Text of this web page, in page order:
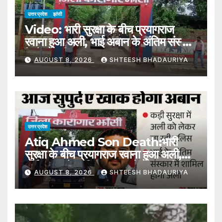
उत्तर प्रदेश झांसी
Video: भारी सुरक्षा के बीच प्रयागराज
रवाना हुआ अली, भाई अबान के अंतिम संस्कार
में होगा शामिल
AUGUST 8, 2026 SHTEESH BHADAURIYA
उत्तर प्रदेश
Atiq Ahmed Son Death:भारी
सुरक्षा के बीच प्रयागराज रवाना हुआ अली,
भाई अबान के अंतिम संस्कार में होगा शामिल –
Atiq Ahmed Son Death Ali
Leaves For Prayagraj Amidst
Heavy Security Will Attend
Brother Aban Last Rites
AUGUST 8, 2026 SHTEESH BHADAURIYA